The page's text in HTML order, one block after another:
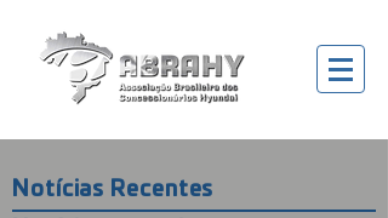
Notícias Recentes